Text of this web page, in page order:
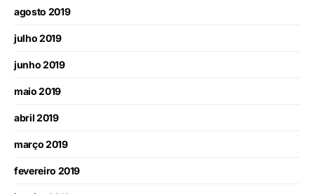
agosto 2019
julho 2019
junho 2019
maio 2019
abril 2019
março 2019
fevereiro 2019